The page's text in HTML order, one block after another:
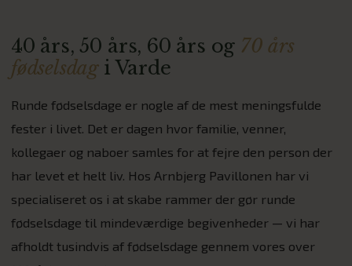
40 års, 50 års, 60 års og 70 års
fødselsdagi Varde
Runde fødselsdage er nogle af de mest meningsfulde
fester i livet. Det er dagen hvor familie, venner,
kollegaer og naboer samles for at fejre den person der
har levet et helt liv. Hos Arnbjerg Pavillonen har vi
specialiseret os i at skabe rammer der gør runde
fødselsdage til mindeværdige begivenheder — vi har
afholdt tusindvis af fødselsdage gennem vores over